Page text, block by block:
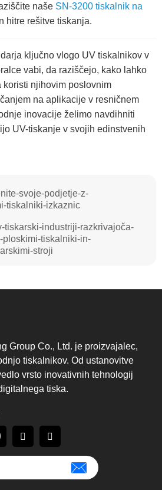
naše SN-3200 tiskalnik na
hitre rešitve tiskanja.
ključno vlogo UV tiskalnikov v
vabi, da raziščejo, kako lahko
koristi njihovim poslovnim
na aplikacije v resničnem
inovacije želimo navdihniti
UV-tiskanje v svojih edinstvenih
svoje-podjetje-z-
tiskalniki-izkaznic
tiskarski-industriji-razkrivajoča-
ploskimi-tiskalniki-in-
stroji
Group Co., Ltd. je proizvajalec,
tiskalnikov. Od ustanovitve
vrsto inovativnih tehnologij
tiska.